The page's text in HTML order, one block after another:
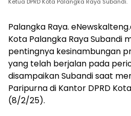
Palangka Raya.
Kota Palangka Raya Subandi
pentingnya kesinambungan
yang telah berjalan pada
disampaikan Subandi saat
Paripurna di Kantor DPRD
(8/2/25).